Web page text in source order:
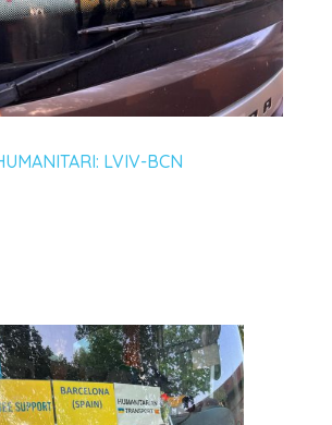
LVIV-BCN